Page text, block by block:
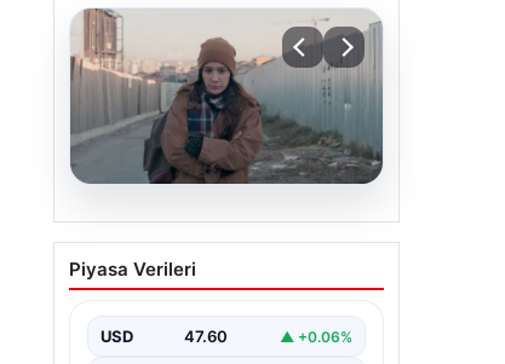
05.08.2026
Türk sinemasında farklı
bir imza: Ceylan Özgün
Piyasa Verileri
USD 47.60 ▲ +0.06%